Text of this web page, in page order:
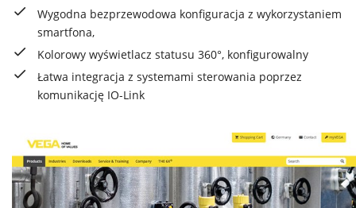
Wygodna bezprzewodowa konfiguracja z wykorzystaniem
smartfona,
Kolorowy wyświetlacz statusu 360°, konfigurowalny
Łatwa integracja z systemami sterowania poprzez
komunikację IO-Link